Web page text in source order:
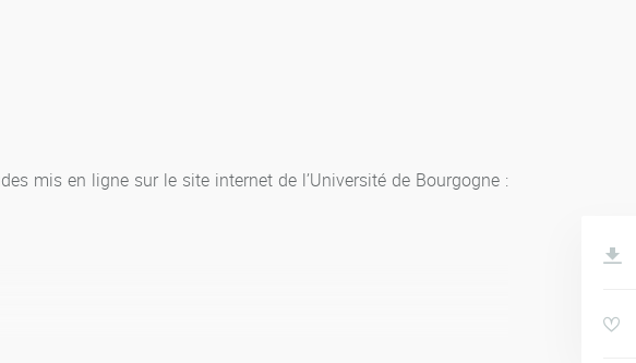
mis en ligne sur le site internet de l’Université de Bourgogne :